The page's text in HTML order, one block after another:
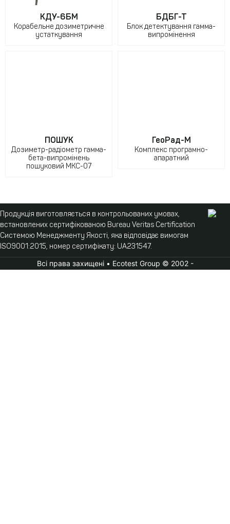
КДУ-6БМ
Корабельне дозиметричне
устаткування
БДБГ-Т
Блок детектування гамма-
випромінення
ПОШУК
Дозиметр-радіометр гамма-
бета-випромінень
пошуковий МКС-07
ГеоРад-М
Комплекс програмно-
апаратний
Продукція виготовляється в контрольованих умовах,
встановлених сертифікованою Bureau Veritas Certification
Системою Менеджменту Якості, яка відповідає вимогам
ISO9001:2015, номер сертифікату: UA231547.
Всі права захищені • Ecotest Group © 2002 -